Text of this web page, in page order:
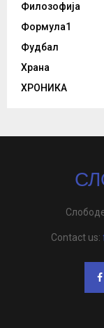
Филозофија
Формула1
Фудбал
Храна
ХРОНИКА
Contact us: